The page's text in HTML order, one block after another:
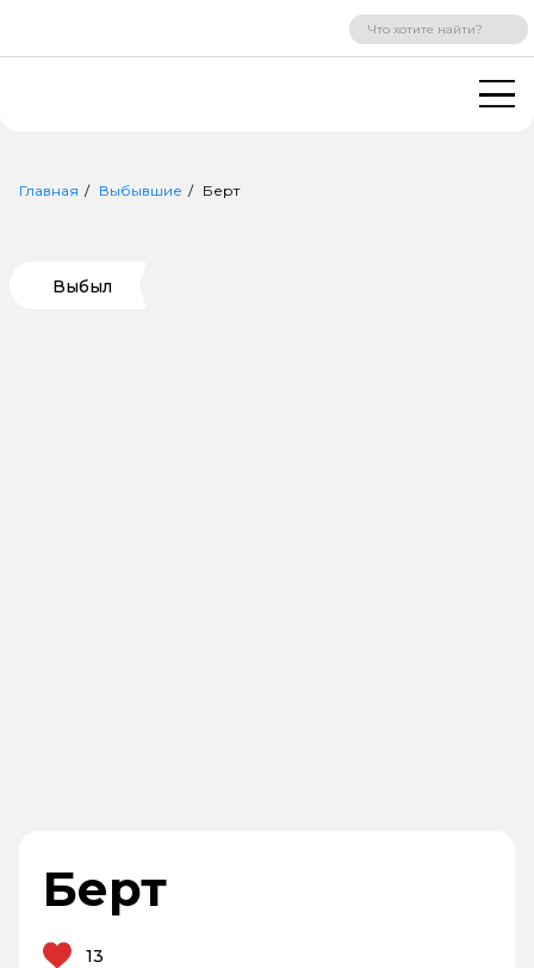
ВХОД РЕГИСТРАЦИЯ
Главная Выбывшие Берт
Выбыл
Берт
13